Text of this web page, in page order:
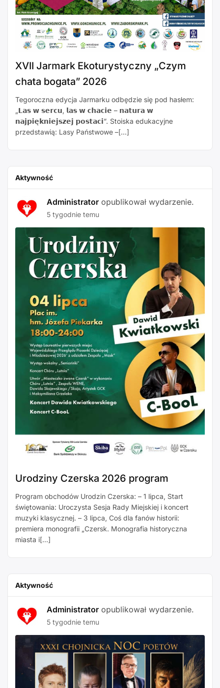
XVII Jarmark Ekoturystyczny „Czym
chata bogata” 2026
Tegoroczna edycja Jarmarku odbędzie się pod hasłem:
„𝗟𝗮𝘀 𝘄 𝘀𝗲𝗿𝗰𝘂, 𝗹𝗮𝘀 𝘄 𝗰𝗵𝗮𝗰𝗶𝗲 – 𝗻𝗮𝘁𝘂𝗿𝗮 𝘄
𝗻𝗮𝗷𝗽𝗶𝗲̨𝗸𝗻𝗶𝗲𝗷𝘀𝘇𝗲𝗷 𝗽𝗼𝘀𝘁𝗮𝗰𝗶”. Stoiska edukacyjne
przedstawią: Lasy Państwowe –[…]
Aktywność
Administrator opublikował wydarzenie.
5 tygodnie temu
Urodziny Czerska 2026 program
Program obchodów Urodzin Czerska: – 1 lipca, Start
świętowania: Uroczysta Sesja Rady Miejskiej i koncert
muzyki klasycznej. – 3 lipca, Coś dla fanów historii:
premiera monografii „Czersk. Monografia historyczna
miasta i[…]
Aktywność
Administrator opublikował wydarzenie.
5 tygodnie temu